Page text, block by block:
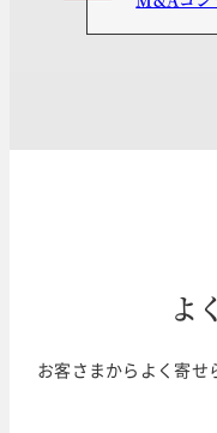
よ く
お客さまからよく寄せ